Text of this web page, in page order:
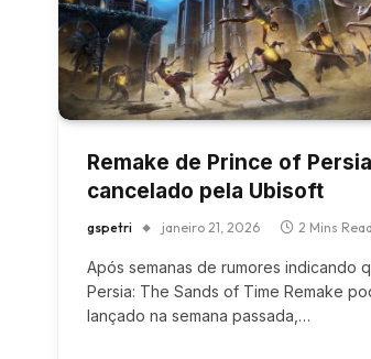
Remake de Prince of
cancelado pela Ubisoft
gspetri janeiro 21, 2026 2 Mins Read
Após semanas de rumores indicando
Persia: The Sands of Time Remake
lançado na semana passada,…